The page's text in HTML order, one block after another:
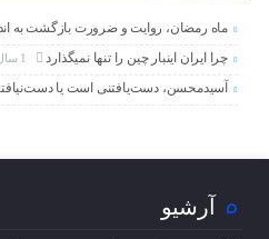
ماه رمضان، روایت و ضرورت بازگشت به
چرا ایران اینبار چین را تنها نمیگذارد
آسیدمحسن، دست‌یافتنی است یا
آرشیو